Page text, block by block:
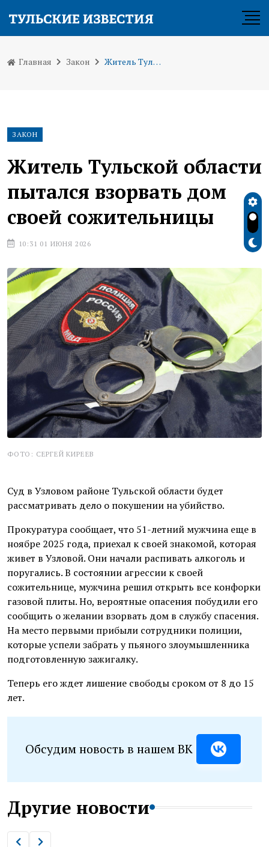
Главная Закон Житель Тульской области пытался взорвать дом своей сожительницы
ЗАКОН
Житель Тульской области
пытался взорвать дом
своей сожительницы
10:31 01 ИЮНЯ 2026
ФОТО: СЕРГЕЙ КИРЕЕВ
Суд в Узловом районе Тульской области будет
рассматривать дело о покушении на убийство.
Прокуратура сообщает, что 51-летний мужчина еще в
ноябре 2025 года, приехал к своей знакомой, которая
живет в Узловой. Они начали распивать алкоголь и
поругались. В состоянии агрессии к своей
сожительнице, мужчина решил открыть все конфорки
газовой плиты. Но, вероятные опасения побудили его
сообщить о желании взорвать дом в службу спасения.
На место первыми прибыли сотрудники полиции,
которые успели забрать у пьяного злоумышленника
подготовленную зажигалку.
Теперь его ждет лишение свободы сроком от 8 до 15
лет.
Обсудим новость в нашем ВК
Другие новости